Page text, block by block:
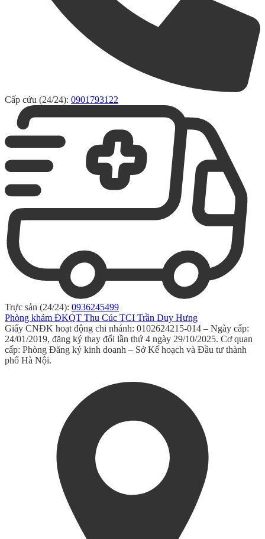
Cấp cứu (24/24): 0901793122
Trực sản (24/24): 0936245499
Phòng khám ĐKQT Thu Cúc TCI Trần Duy Hưng
Giấy CNĐK hoạt động chi nhánh: 0102624215-014 – Ngày cấp:
24/01/2019, đăng ký thay đổi lần thứ 4 ngày 29/10/2025. Cơ quan
cấp: Phòng Đăng ký kinh doanh – Sở Kế hoạch và Đầu tư thành
phố Hà Nội.